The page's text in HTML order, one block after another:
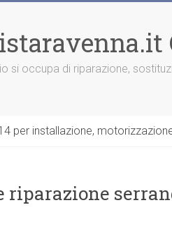
si occupa di riparazione,
per installazione,
riparazione